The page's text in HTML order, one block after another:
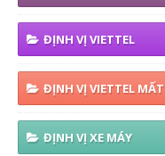
ĐỊNH VỊ VIETTEL
ĐỊNH VỊ VIETTEL MẤT
ĐỊNH VỊ XE MÁY